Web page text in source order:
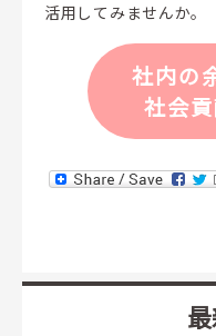
活用してみませんか。
社内の
社会